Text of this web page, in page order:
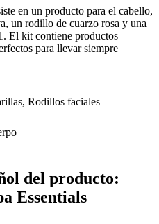
en un producto para el cabello,
un rodillo de cuarzo rosa y una
El kit contiene productos
para llevar siempre
Rodillos faciales
del producto:
Essentials